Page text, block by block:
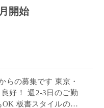
開始
らの募集です 東京・
好！ 週2-3日のご勤
板書スタイルの授